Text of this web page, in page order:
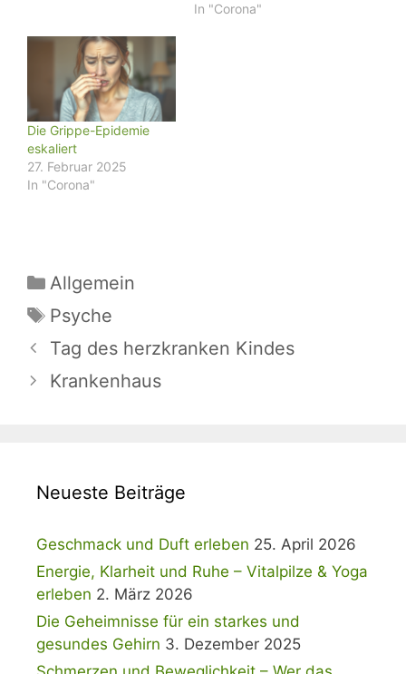
Sie unsere Meldungen
In "Corona"
Die Grippe-Epidemie
eskaliert
27. Februar 2025
In "Corona"
Kategorien
Allgemein
Schlagwörter
Psyche
Tag des herzkranken Kindes
Krankenhaus
Neueste Beiträge
Geschmack und Duft erleben 25. April 2026
Energie, Klarheit und Ruhe – Vitalpilze & Yoga
erleben 2. März 2026
Die Geheimnisse für ein starkes und
gesundes Gehirn 3. Dezember 2025